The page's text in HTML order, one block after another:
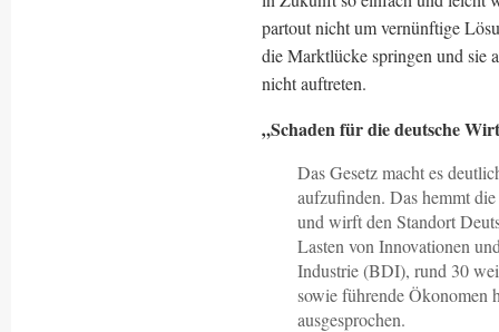
partout nicht um vernünftige
die Marktlücke springen und sie
nicht auftreten.
„Schaden für die deutsche
Das Gesetz macht es
aufzufinden. Das hemmt
und wirft den Standort
Lasten von Innovationen
Industrie (BDI), rund 30
sowie führende Ökonomen
ausgesprochen.